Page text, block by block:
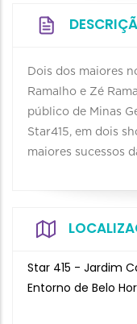
Dois dos maiores
Ramalho e Zé
público de Minas
Star415, em dois
maiores sucessos
Star 415 - Jardim
Entorno de Belo